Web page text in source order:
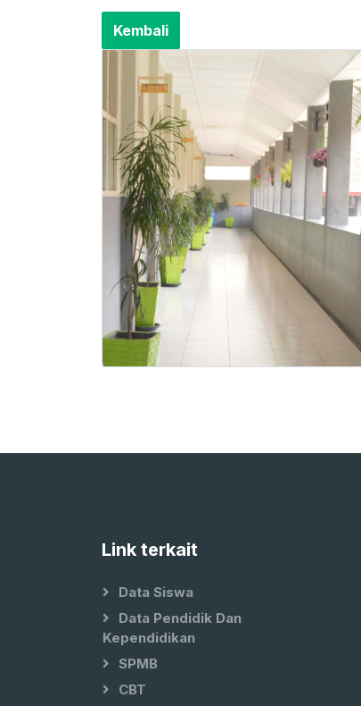
Kembali
Link terkait
Data Siswa
Data Pendidik Dan
Kependidikan
SPMB
CBT